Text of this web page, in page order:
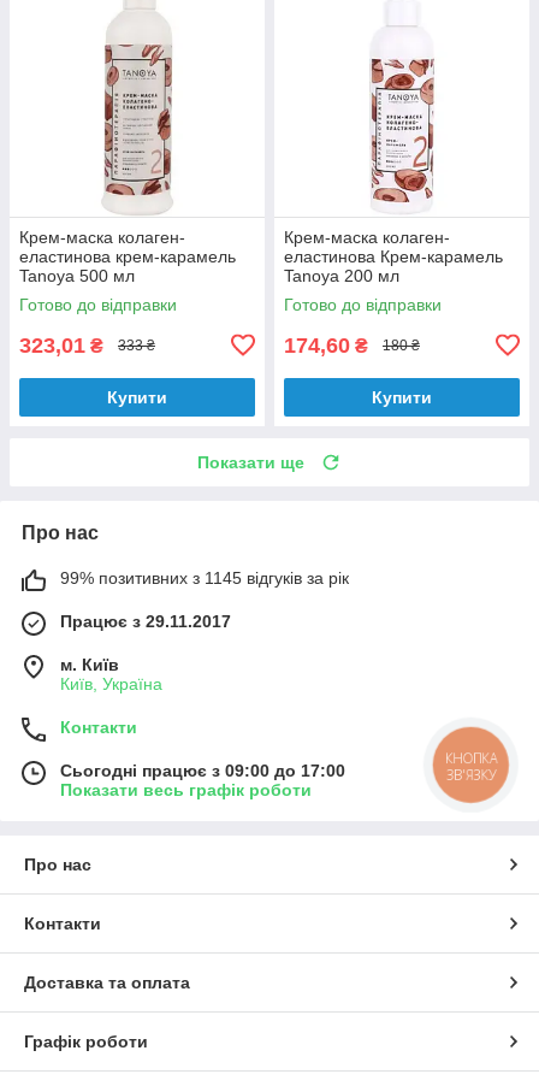
Крем-маска колаген-
еластинова крем-карамель
Tanoya 500 мл
Готово до відправки
323,01 ₴ 333 ₴
Купити
Крем-маска колаген-
еластинова Крем-карамель
Tanoya 200 мл
Готово до відправки
174,60 ₴ 180 ₴
Купити
Показати ще
Про нас
99% позитивних з 1145 відгуків за рік
Працює з 29.11.2017
м. Київ
Київ, Україна
Контакти
Сьогодні працює з 09:00 до 17:00
Показати весь графік роботи
Про нас
Контакти
Доставка та оплата
Графік роботи
КНОПКА
ЗВ'ЯЗКУ